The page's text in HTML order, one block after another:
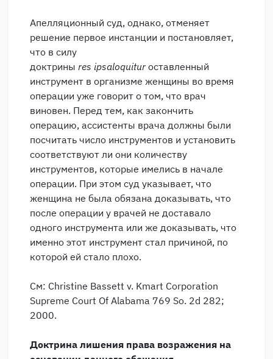
Апелляционный суд, однако, отменяет
решение первое инстанции и постановляет,
что в силу
доктрины res ipsaloquitur оставленный
инструмент в организме женщины во время
операции уже говорит о том, что врач
виновен. Перед тем, как закончить
операцию, ассистенты врача должны были
посчитать число инструментов и установить
соответствуют ли они количеству
инструментов, которые имелись в начале
операции. При этом суд указывает, что
женщина не была обязана доказывать, что
после операции у врачей не доставало
одного инструмента или же доказывать, что
именно этот инструмент стал причиной, по
которой ей стало плохо.
См: Christine Bassett v. Kmart Corporation
Supreme Court Of Alabama 769 So. 2d 282;
2000.
Доктрина лишения права возражения на